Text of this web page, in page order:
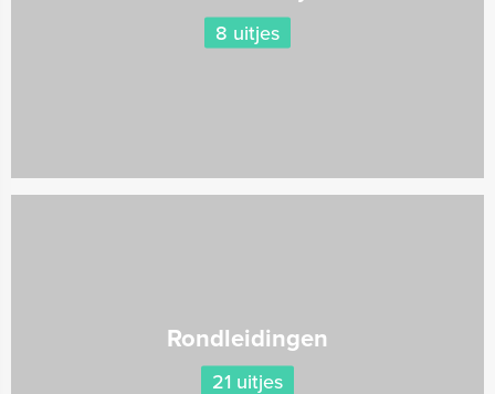
8 uitjes
Rondleidingen
21 uitjes